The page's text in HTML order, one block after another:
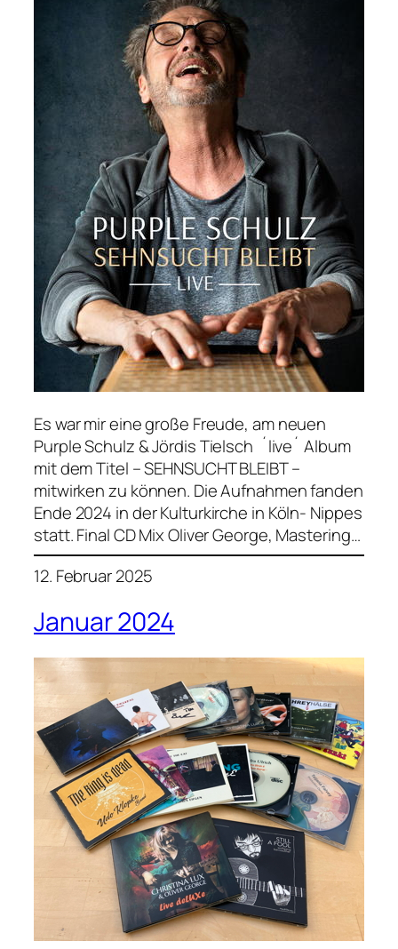
Es war mir eine große Freude, am neuen
Purple Schulz & Jördis Tielsch ´live´ Album
mit dem Titel – SEHNSUCHT BLEIBT –
mitwirken zu können. Die Aufnahmen fanden
Ende 2024 in der Kulturkirche in Köln- Nippes
statt. Final CD Mix Oliver George, Mastering…
12. Februar 2025
Januar 2024